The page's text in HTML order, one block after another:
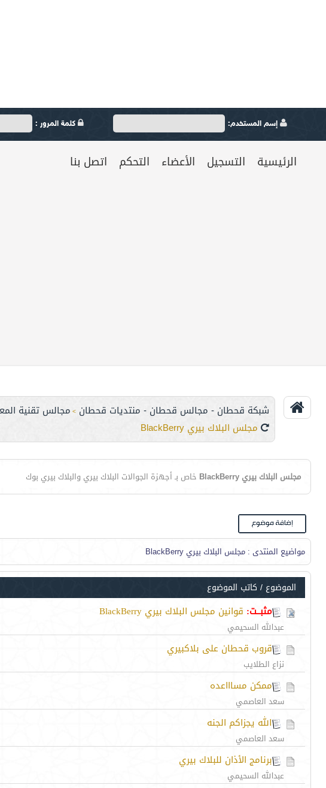
إسم المستخدم: كلمة المرور :
الرئيسية التسجيل الأعضاء التحكم اتصل بنا
شبكة قحطان - مجالس قحطان - منتديات قحطان > مجالس تقنية
مجلس البلاك بيري BlackBerry
مجلس البلاك بيري BlackBerry خاص بـ أجهزة الجوالات البلاك بيري والبلاك بيري بوك
مواضيع المنتدى : مجلس البلاك بيري BlackBerry
الموضوع / كاتب الموضوع
مثبــت: قوانين مجلس البلاك بيري BlackBerry
عبدالله السحيمي
قروب قحطان على بلاكبيري
نزاع الطلايب
ممكن مساااعده
سعد العاصمي
الله يجزاكم الجنه
سعد العاصمي
برنامج الأذان للبلاك بيري
عبدالله السحيمي